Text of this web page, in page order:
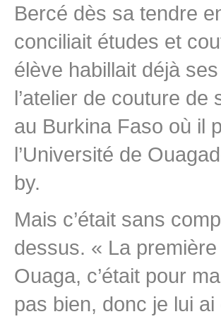
Bercé dès sa tendre
conciliait études et
élève habillait déjà
l’atelier de couture
au Burkina Faso où il
l’Université de
by.
Mais c’était sans
dessus. « La première
Ouaga, c’était pour
pas bien, donc je lui